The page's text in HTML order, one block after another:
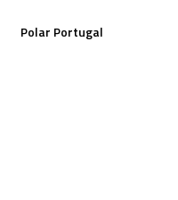
Polar Portugal